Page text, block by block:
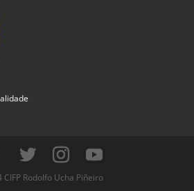
Rodolfo Ucha Piñeiro